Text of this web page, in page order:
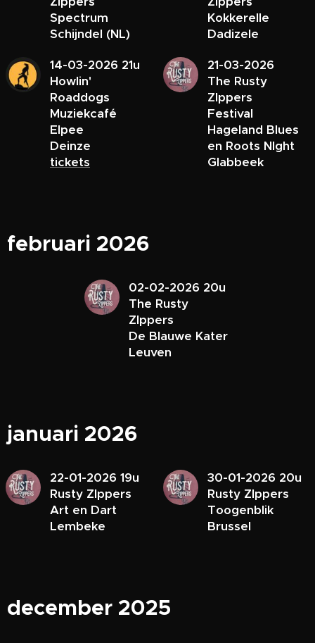
Spectrum
Schijndel (NL)
Kokkerelle
Dadizele
14-03-2026 21u
Howlin'
Roaddogs
Muziekcafé
Elpee
Deinze
tickets
21-03-2026
The Rusty
ZIppers
Festival
Hageland Blues
en Roots NIght
Glabbeek
februari 2026
02-02-2026 20u
The Rusty
ZIppers
De Blauwe Kater
Leuven
januari 2026
22-01-2026 19u
Rusty ZIppers
Art en Dart
Lembeke
30-01-2026 20u
Rusty ZIppers
Toogenblik
Brussel
december 2025